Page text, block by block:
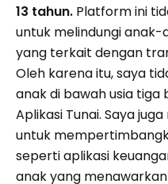
13 tahun. Platform ini
untuk melindungi anak-
yang terkait dengan
Oleh karena itu, saya
anak di bawah usia
Aplikasi Tunai. Saya
untuk
seperti aplikasi
anak yang